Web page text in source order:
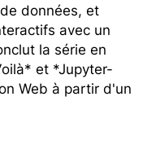
données, et
avec un
la série en
et *Jupyter-
Web à partir d'un